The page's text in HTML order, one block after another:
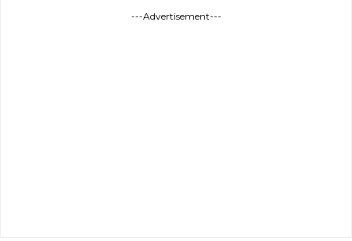
---Advertisement---